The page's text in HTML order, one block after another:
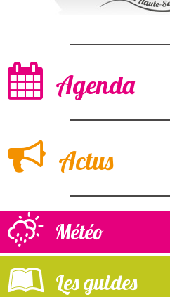
Agenda
Actus
Météo
Les guides